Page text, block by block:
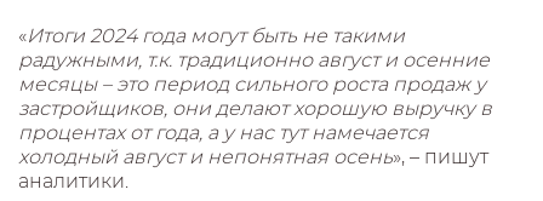
«Итоги 2024 года могут быть не такими
радужными, т.к. традиционно август и осенние
месяцы – это период сильного роста продаж у
застройщиков, они делают хорошую выручку в
процентах от года, а у нас тут намечается
холодный август и непонятная осень», – пишут
аналитики.